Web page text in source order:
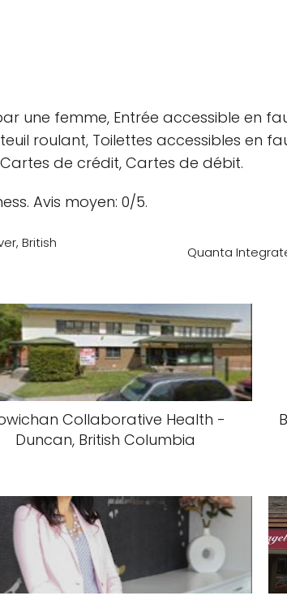
une femme, Entrée accessible en
roulant, Toilettes accessibles en
de crédit, Cartes de débit.
Avis moyen: 0/5.
British
Quanta
Collaborative Health -
Duncan, British Columbia